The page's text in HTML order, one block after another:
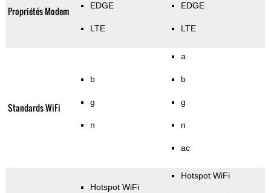
Propriétés Modem EDGE
LTE
EDGE
LTE
Standards WiFi
b
g
n
a
b
g
n
ac
Hotspot WiFi
Hotspot WiFi